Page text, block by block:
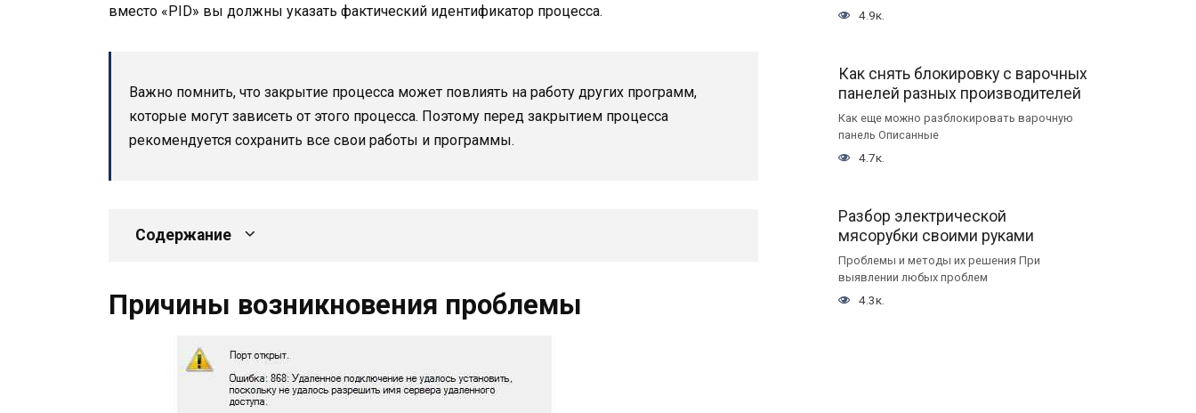
вместо «PID» вы должны указать фактический идентификатор процесса.
Важно помнить, что закрытие процесса может повлиять на работу других программ,
которые могут зависеть от этого процесса. Поэтому перед закрытием процесса
рекомендуется сохранить все свои работы и программы.
Содержание
Причины возникновения проблемы
4.9к.
Как снять блокировку с варочных
панелей разных производителей
Как еще можно разблокировать варочную
панель Описанные
4.7к.
Разбор электрической
мясорубки своими руками
Проблемы и методы их решения При
выявлении любых проблем
4.3к.